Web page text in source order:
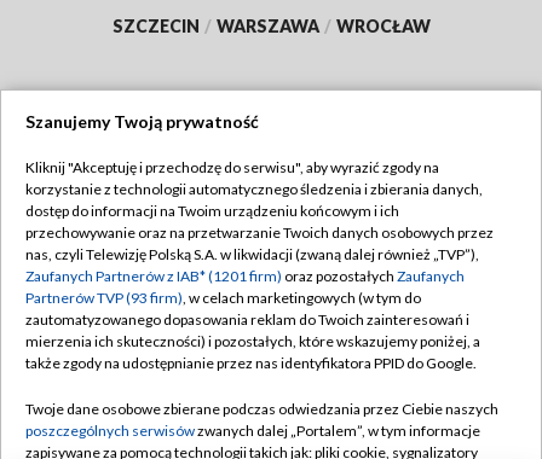
SZCZECIN / WARSZAWA / WROCŁAW
TVP
Abonament TVP
Emisja w TVP
Centrum informacji TVP
Naziemna Telewizja Cyfrowa
Rada Programowa
Regulamin TVP
Polityka prywatności
Moje zgody
Pomoc
Kontakt
Szanujemy Twoją prywatność
Kliknij "Akceptuję i przechodzę do serwisu", aby wyrazić zgody na
korzystanie z technologii automatycznego śledzenia i zbierania danych,
dostęp do informacji na Twoim urządzeniu końcowym i ich
przechowywanie oraz na przetwarzanie Twoich danych osobowych przez
nas, czyli Telewizję Polską S.A. w likwidacji (zwaną dalej również „TVP”),
Zaufanych Partnerów z IAB* (1201 firm) oraz pozostałych Zaufanych
Partnerów TVP (93 firm), w celach marketingowych (w tym do
zautomatyzowanego dopasowania reklam do Twoich zainteresowań i
mierzenia ich skuteczności) i pozostałych, które wskazujemy poniżej, a
także zgody na udostępnianie przez nas identyfikatora PPID do Google.
Twoje dane osobowe zbierane podczas odwiedzania przez Ciebie naszych
poszczególnych serwisówzwanych dalej „Portalem”, w tym informacje
zapisywane za pomocą technologii takich jak: pliki cookie, sygnalizatory